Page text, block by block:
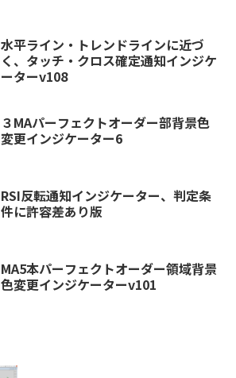
水平ライン・トレンドラインに近づ
く、タッチ・クロス確定通知インジケ
ーターv108
３MAパーフェクトオーダー部背景色
変更インジケーター6
RSI反転通知インジケーター、判定条
件に許容差あり版
MA5本パーフェクトオーダー領域背景
色変更インジケーターv101